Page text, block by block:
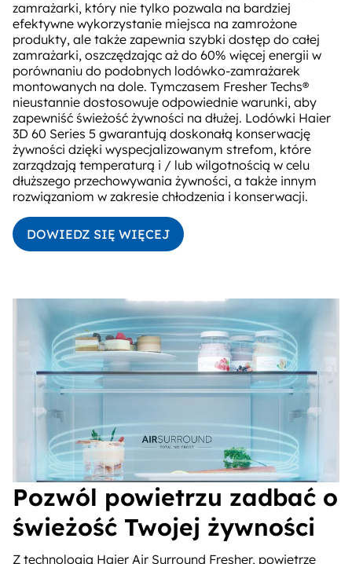
zamrażarki, który nie tylko pozwala na bardziej
efektywne wykorzystanie miejsca na zamrożone
produkty, ale także zapewnia szybki dostęp do całej
zamrażarki, oszczędzając aż do 60% więcej energii w
porównaniu do podobnych lodówko-zamrażarek
montowanych na dole. Tymczasem Fresher Techs®
nieustannie dostosowuje odpowiednie warunki, aby
zapewniść świeżość żywności na dłużej. Lodówki Haier
3D 60 Series 5 gwarantują doskonałą konserwację
żywności dzięki wyspecjalizowanym strefom, które
zarządzają temperaturą i / lub wilgotnością w celu
dłuższego przechowywania żywności, a także innym
rozwiązaniom w zakresie chłodzenia i konserwacji.
DOWIEDZ SIĘ WIĘCEJ
Pozwól powietrzu zadbać o
świeżość Twojej żywności
Z technologią Haier Air Surround Fresher, powietrze